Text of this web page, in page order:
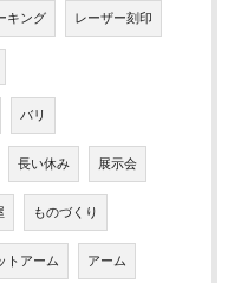
キング レーザー刻印
バリ
長い休み 展示会
ものづくり
トアーム アーム